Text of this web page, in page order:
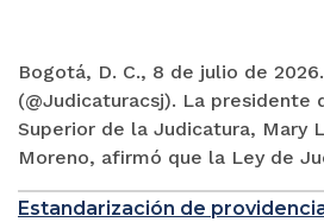
Bogotá, D. C., 8 de julio de 2026.
(@Judicaturacsj). La presidente
Superior de la Judicatura, Mary
Moreno, afirmó que la Ley de
Estandarización de